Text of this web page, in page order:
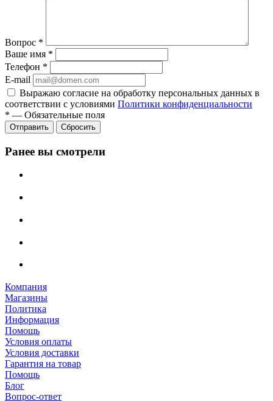
Вопрос *
Ваше имя *
Телефон *
E-mail
Выражаю согласие на обработку персональных данных в
соответствии с условиями Политики конфиденциальности
* — Обязательные поля
Отправить Сбросить
Ранее вы смотрели
Компания
Магазины
Политика
Информация
Помощь
Условия оплаты
Условия доставки
Гарантия на товар
Помощь
Блог
Вопрос-ответ